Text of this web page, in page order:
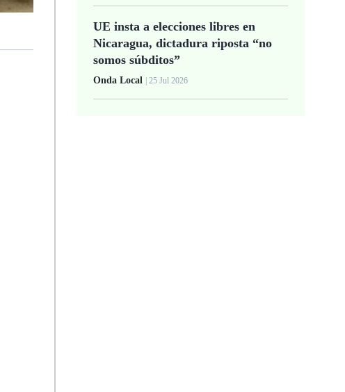
UE insta a elecciones libres en
Nicaragua, dictadura riposta “no
somos súbditos”
Onda Local | 25 Jul 2026